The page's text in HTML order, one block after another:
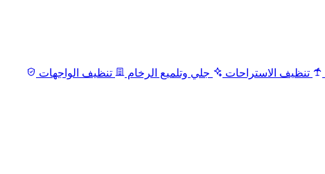
تنظيف الاستراحات جلي وتلميع الرخام
تنظيف الواجهات